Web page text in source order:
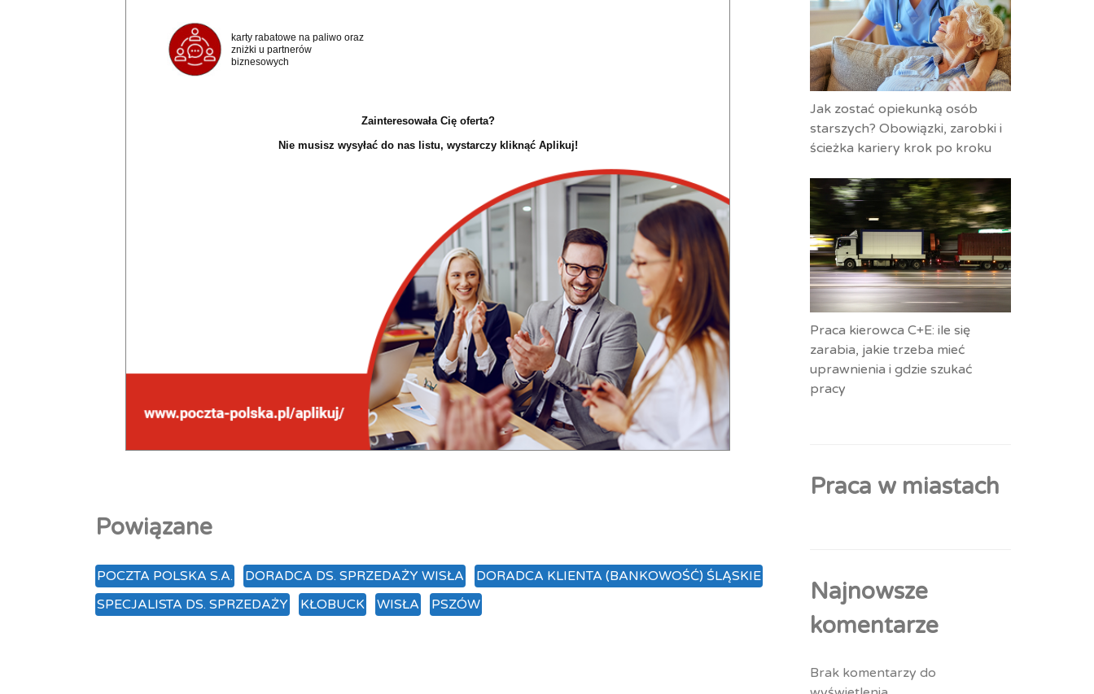
karty rabatowe na paliwo oraz
zniżki u partnerów
biznesowych
Zainteresowała Cię oferta?
Nie musisz wysyłać do nas listu, wystarczy kliknąć Aplikuj!
Powiązane
POCZTA POLSKA S.A. DORADCA DS. SPRZEDAŻY WISŁA
DORADCA KLIENTA (BANKOWOŚĆ) ŚLĄSKIE
SPECJALISTA DS. SPRZEDAŻY
KŁOBUCK WISŁA PSZÓW
Jak zostać opiekunką osób
starszych? Obowiązki, zarobki i
ścieżka kariery krok po kroku
Praca kierowca C+E: ile się
zarabia, jakie trzeba mieć
uprawnienia i gdzie szukać
pracy
Praca w miastach
Najnowsze
komentarze
Brak komentarzy do